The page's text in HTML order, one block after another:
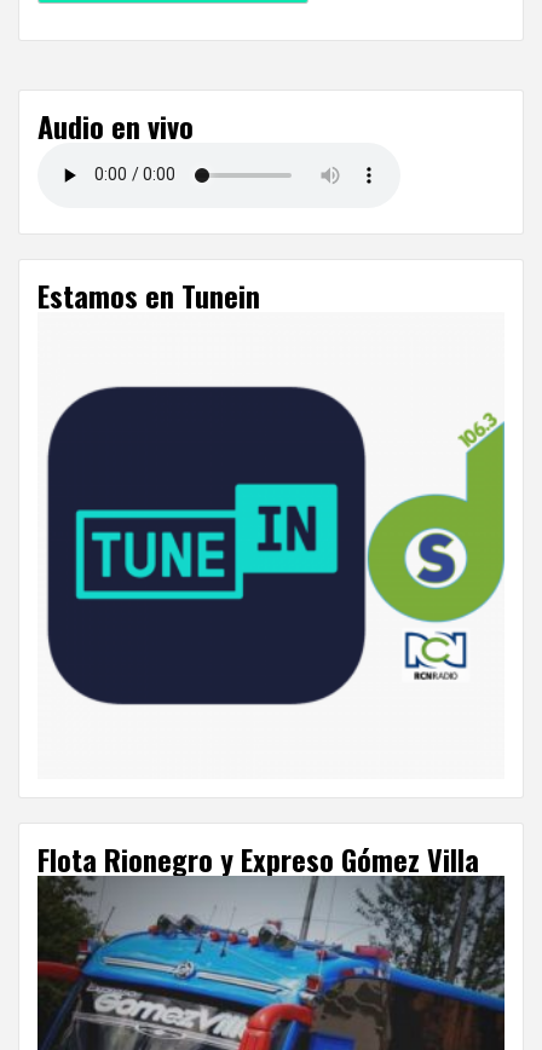
Audio en vivo
Estamos en Tunein
Flota Rionegro y Expreso Gómez Villa